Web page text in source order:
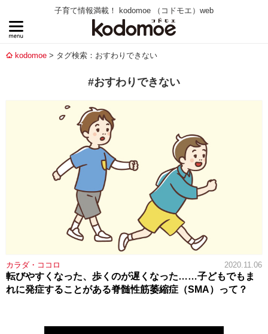
子育て情報満載！ kodomoe （コドモエ）web
kodomoe タグ検索：おすわりできない
#おすわりできない
カラダ・ココロ 2020.11.06
転びやすくなった、歩くのが遅くなった……子どもでもま
れに発症することがある脊髄性筋萎縮症（SMA）って？